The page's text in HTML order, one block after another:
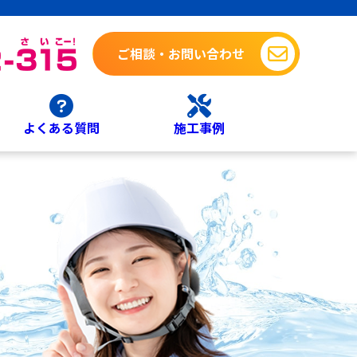
ご相談・お問い合わせ
よくある質問 施工事例